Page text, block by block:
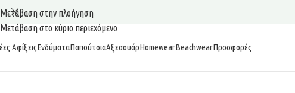
Μετάβαση στην πλοήγηση
Μετάβαση στο κύριο περιεχόμενο
ΑφίξειςΕνδύματαΠαπούτσιαΑξεσουάρHomewearBeachwearΠροσφορές